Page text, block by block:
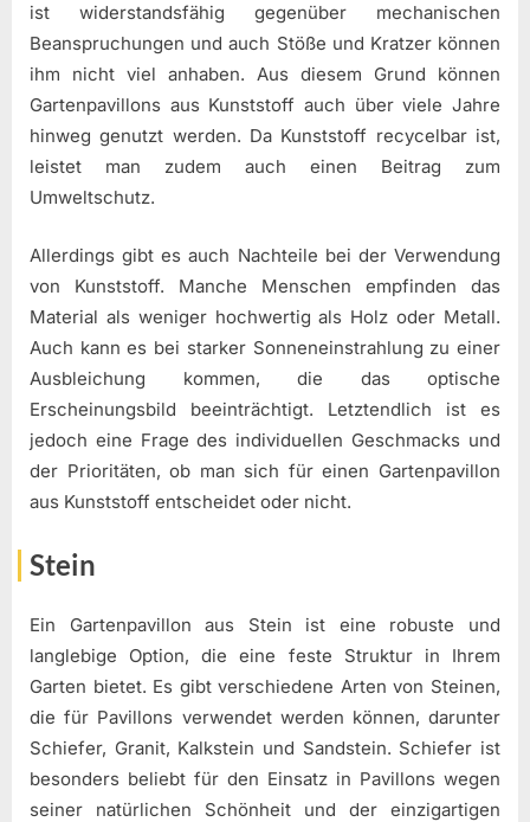
ist widerstandsfähig gegenüber mechanischen
Beanspruchungen und auch Stöße und Kratzer können
ihm nicht viel anhaben. Aus diesem Grund können
Gartenpavillons aus Kunststoff auch über viele Jahre
hinweg genutzt werden. Da Kunststoff recycelbar ist,
leistet man zudem auch einen Beitrag zum
Umweltschutz.
Allerdings gibt es auch Nachteile bei der Verwendung
von Kunststoff. Manche Menschen empfinden das
Material als weniger hochwertig als Holz oder Metall.
Auch kann es bei starker Sonneneinstrahlung zu einer
Ausbleichung kommen, die das optische
Erscheinungsbild beeinträchtigt. Letztendlich ist es
jedoch eine Frage des individuellen Geschmacks und
der Prioritäten, ob man sich für einen Gartenpavillon
aus Kunststoff entscheidet oder nicht.
Stein
Ein Gartenpavillon aus Stein ist eine robuste und
langlebige Option, die eine feste Struktur in Ihrem
Garten bietet. Es gibt verschiedene Arten von Steinen,
die für Pavillons verwendet werden können, darunter
Schiefer, Granit, Kalkstein und Sandstein. Schiefer ist
besonders beliebt für den Einsatz in Pavillons wegen
seiner natürlichen Schönheit und der einzigartigen